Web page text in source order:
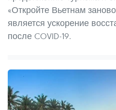
«Откройте Вьетнам
является ускорение
после COVID-19.